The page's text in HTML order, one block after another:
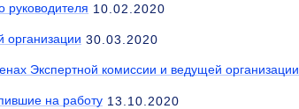
руководителя 10.02.2020
организации 30.03.2020
Экспертной комиссии и ведущей организации
на работу 13.10.2020